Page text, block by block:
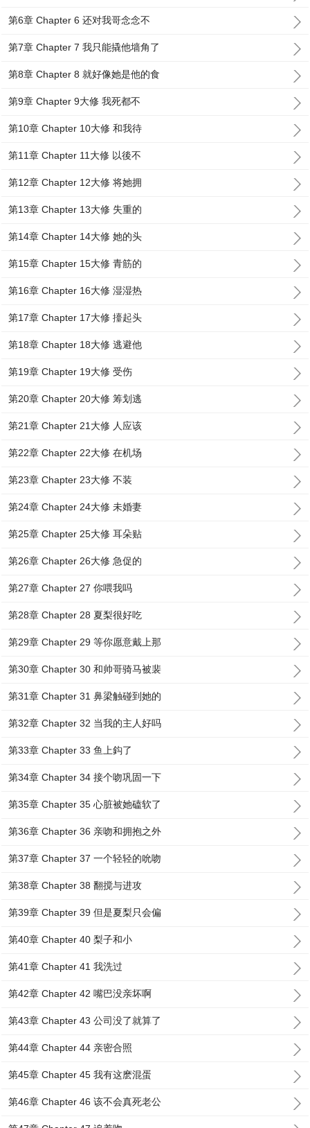
第6章 Chapter 6 还对我哥念念不
第7章 Chapter 7 我只能撬他墙角了
第8章 Chapter 8 就好像她是他的食
第9章 Chapter 9大修 我死都不
第10章 Chapter 10大修 和我待
第11章 Chapter 11大修 以後不
第12章 Chapter 12大修 将她拥
第13章 Chapter 13大修 失重的
第14章 Chapter 14大修 她的头
第15章 Chapter 15大修 青筋的
第16章 Chapter 16大修 湿湿热
第17章 Chapter 17大修 擡起头
第18章 Chapter 18大修 逃避他
第19章 Chapter 19大修 受伤
第20章 Chapter 20大修 筹划逃
第21章 Chapter 21大修 人应该
第22章 Chapter 22大修 在机场
第23章 Chapter 23大修 不装
第24章 Chapter 24大修 未婚妻
第25章 Chapter 25大修 耳朵贴
第26章 Chapter 26大修 急促的
第27章 Chapter 27 你喂我吗
第28章 Chapter 28 夏梨很好吃
第29章 Chapter 29 等你愿意戴上那
第30章 Chapter 30 和帅哥骑马被裴
第31章 Chapter 31 鼻梁触碰到她的
第32章 Chapter 32 当我的主人好吗
第33章 Chapter 33 鱼上鈎了
第34章 Chapter 34 接个吻巩固一下
第35章 Chapter 35 心脏被她磕软了
第36章 Chapter 36 亲吻和拥抱之外
第37章 Chapter 37 一个轻轻的吮吻
第38章 Chapter 38 翻搅与进攻
第39章 Chapter 39 但是夏梨只会偏
第40章 Chapter 40 梨子和小
第41章 Chapter 41 我洗过
第42章 Chapter 42 嘴巴没亲坏啊
第43章 Chapter 43 公司没了就算了
第44章 Chapter 44 亲密合照
第45章 Chapter 45 我有这麽混蛋
第46章 Chapter 46 该不会真死老公